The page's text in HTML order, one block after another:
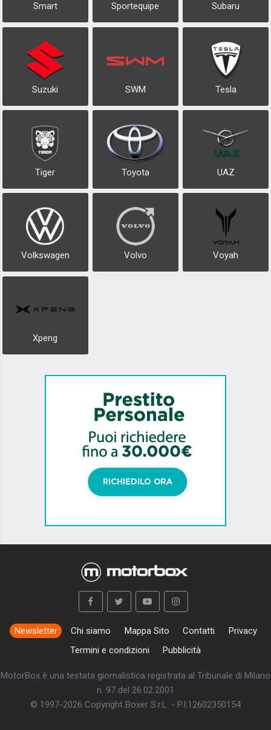
Smart Sportequipe Subaru
Suzuki SWM Tesla
Tiger Toyota UAZ
Volkswagen Volvo Voyah
Xpeng
Newsletter Chi siamo Mappa Sito Contatti
Privacy
Termini e condizioni
Pubblicità
MotorBox è una testata giornalistica registrata al Tribunale di Milano
n. 97 del 26.02.2001
© 1997-2026 Copyright Boxer S.r.L. - P.I:12602350154